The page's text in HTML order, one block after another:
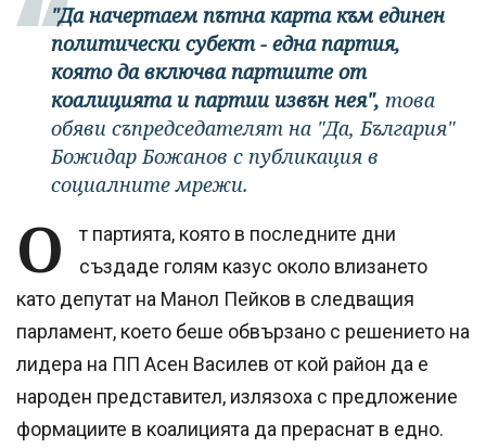
"Да начертаем пътна карта към единен
политически субект - една партия,
която да включва партиите от
коалицията и партии извън нея", това
обяви съпредседателят на "Да, България"
Божидар Божанов с публикация в
социалните мрежи.
О
т партията, която в последните дни
създаде голям казус около влизането
като депутат на Манол Пейков в следващия
парламент, което беше обвързано с решението на
лидера на ПП Асен Василев от кой район да е
народен представител, излязоха с предложение
формациите в коалицията да прераснат в едно.